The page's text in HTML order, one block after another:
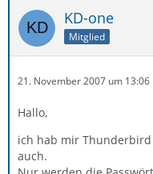
KD-one
Mitglied
21. November 2007 um 13:06
Hallo,
ich hab mir
auch.